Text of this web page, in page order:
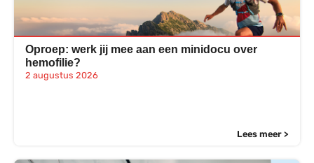
Oproep: werk jij mee aan een minidocu over
hemofilie?
2 augustus 2026
Lees meer >